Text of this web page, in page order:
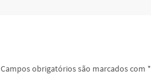
Campos obrigatórios são marcados com *